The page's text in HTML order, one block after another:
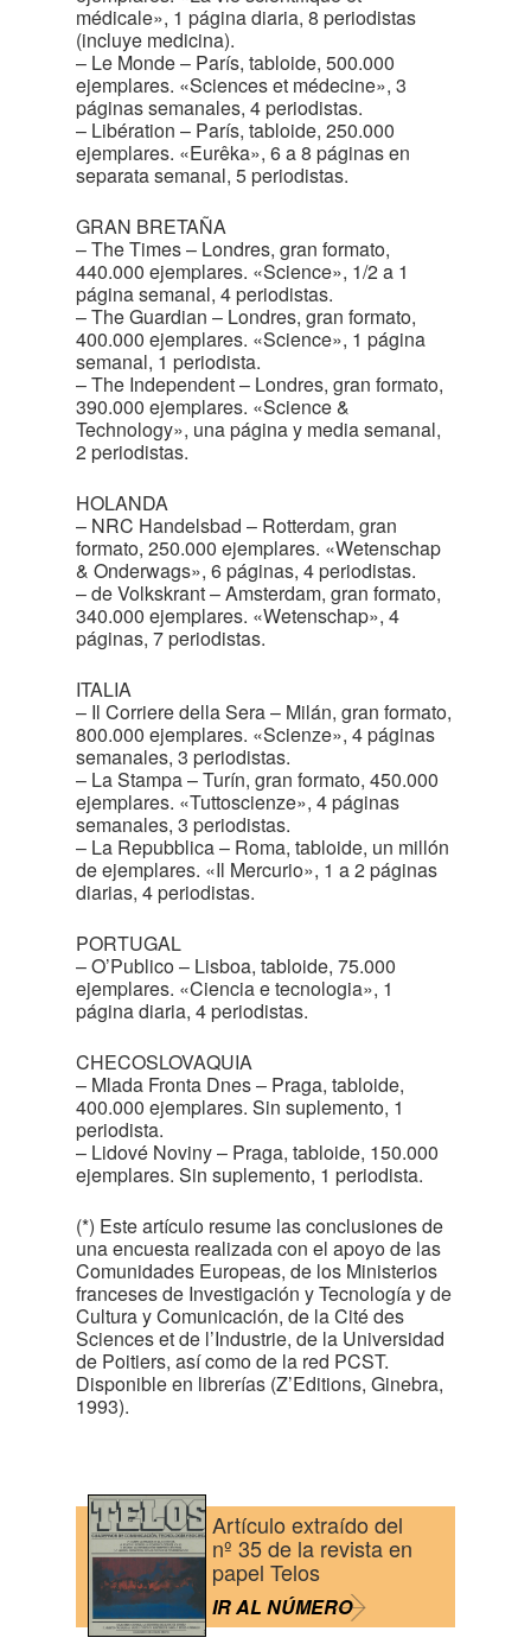
médicale», 1 página diaria, 8 periodistas
(incluye medicina).
– Le Monde – París, tabloide, 500.000
ejemplares. «Sciences et médecine», 3
páginas semanales, 4 periodistas.
– Libération – París, tabloide, 250.000
ejemplares. «Eurêka», 6 a 8 páginas en
separata semanal, 5 periodistas.
GRAN BRETAÑA
– The Times – Londres, gran formato,
440.000 ejemplares. «Science», 1/2 a 1
página semanal, 4 periodistas.
– The Guardian – Londres, gran formato,
400.000 ejemplares. «Science», 1 página
semanal, 1 periodista.
– The Independent – Londres, gran formato,
390.000 ejemplares. «Science &
Technology», una página y media semanal,
2 periodistas.
HOLANDA
– NRC Handelsbad – Rotterdam, gran
formato, 250.000 ejemplares. «Wetenschap
& Onderwags», 6 páginas, 4 periodistas.
– de Volkskrant – Amsterdam, gran formato,
340.000 ejemplares. «Wetenschap», 4
páginas, 7 periodistas.
ITALIA
– Il Corriere della Sera – Milán, gran formato,
800.000 ejemplares. «Scienze», 4 páginas
semanales, 3 periodistas.
– La Stampa – Turín, gran formato, 450.000
ejemplares. «Tuttoscienze», 4 páginas
semanales, 3 periodistas.
– La Repubblica – Roma, tabloide, un millón
de ejemplares. «Il Mercurio», 1 a 2 páginas
diarias, 4 periodistas.
PORTUGAL
– O’Publico – Lisboa, tabloide, 75.000
ejemplares. «Ciencia e tecnologia», 1
página diaria, 4 periodistas.
CHECOSLOVAQUIA
– Mlada Fronta Dnes – Praga, tabloide,
400.000 ejemplares. Sin suplemento, 1
periodista.
– Lidové Noviny – Praga, tabloide, 150.000
ejemplares. Sin suplemento, 1 periodista.
(*) Este artículo resume las conclusiones de
una encuesta realizada con el apoyo de las
Comunidades Europeas, de los Ministerios
franceses de Investigación y Tecnología y de
Cultura y Comunicación, de la Cité des
Sciences et de l’Industrie, de la Universidad
de Poitiers, así como de la red PCST.
Disponible en librerías (Z’Editions, Ginebra,
1993).
Artículo extraído del
nº 35 de la revista en
papel Telos
IR AL NÚMERO